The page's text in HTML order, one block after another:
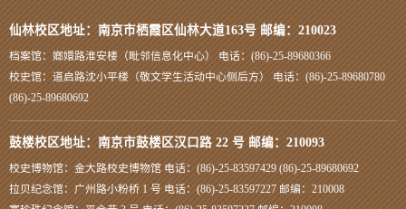
仙林校区地址：南京市栖霞区仙林大道163号 邮编：210023
档案馆：嫏嬛路淮安楼（毗邻信息化中心） 电话：(86)-25-89680366
校史馆：道启路沈小平楼（敬文学生活动中心侧后方） 电话：(86)-25-89680780
(86)-25-89680692
鼓楼校区地址：南京市鼓楼区汉口路 22 号 邮编：210093
校史博物馆：金大路校史博物馆 电话：(86)-25-83597429 (86)-25-89680692
拉贝纪念馆：广州路小粉桥 1 号 电话：(86)-25-83597227 邮编：210008